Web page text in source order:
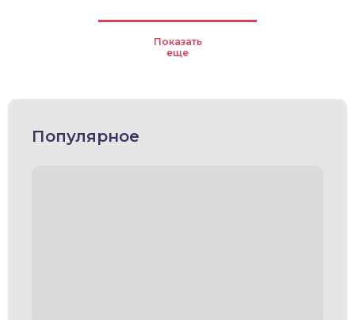
Показать
еще
Популярное